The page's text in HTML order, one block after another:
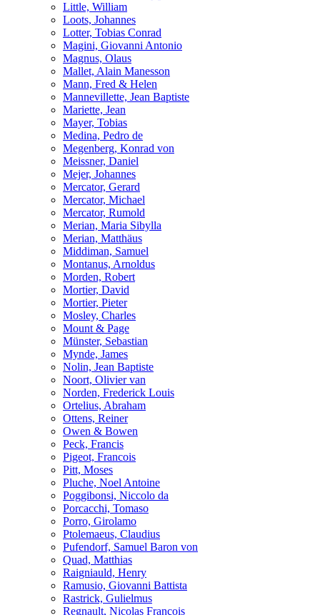
Little, William
Loots, Johannes
Lotter, Tobias Conrad
Magini, Giovanni Antonio
Magnus, Olaus
Mallet, Alain Manesson
Mann, Fred & Helen
Mannevillette, Jean Baptiste
Mariette, Jean
Mayer, Tobias
Medina, Pedro de
Megenberg, Konrad von
Meissner, Daniel
Mejer, Johannes
Mercator, Gerard
Mercator, Michael
Mercator, Rumold
Merian, Maria Sibylla
Merian, Matthäus
Middiman, Samuel
Montanus, Arnoldus
Morden, Robert
Mortier, David
Mortier, Pieter
Mosley, Charles
Mount & Page
Münster, Sebastian
Mynde, James
Nolin, Jean Baptiste
Noort, Olivier van
Norden, Frederick Louis
Ortelius, Abraham
Ottens, Reiner
Owen & Bowen
Peck, Francis
Pigeot, Francois
Pitt, Moses
Pluche, Noel Antoine
Poggibonsi, Niccolo da
Porcacchi, Tomaso
Porro, Girolamo
Ptolemaeus, Claudius
Pufendorf, Samuel Baron von
Quad, Matthias
Raigniauld, Henry
Ramusio, Giovanni Battista
Rastrick, Gulielmus
Regnault, Nicolas François